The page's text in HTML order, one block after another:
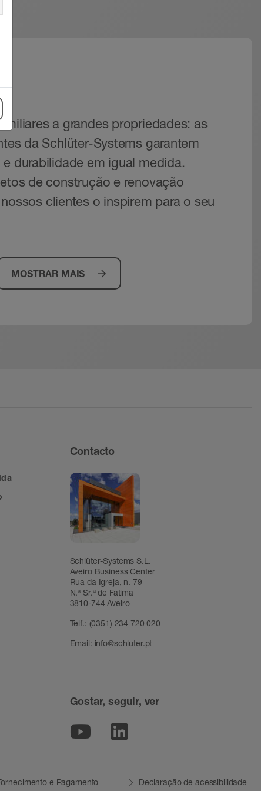
a grandes propriedades: as
da Schlüter-Systems garantem
durabilidade em igual medida.
de construção e renovação
clientes o inspirem para o seu
MOSTRAR MAIS
Contacto
Schlüter-Systems S.L.
Aveiro Business Center
Rua da Igreja, n. 79
N.ª Sr.ª de Fátima
3810-744 Aveiro
Telf.: (0351) 234 720 020
Email: info@schluter.pt
Gostar, seguir, ver
YoutubeLinkedin
e Pagamento Declaração de acessibilidade